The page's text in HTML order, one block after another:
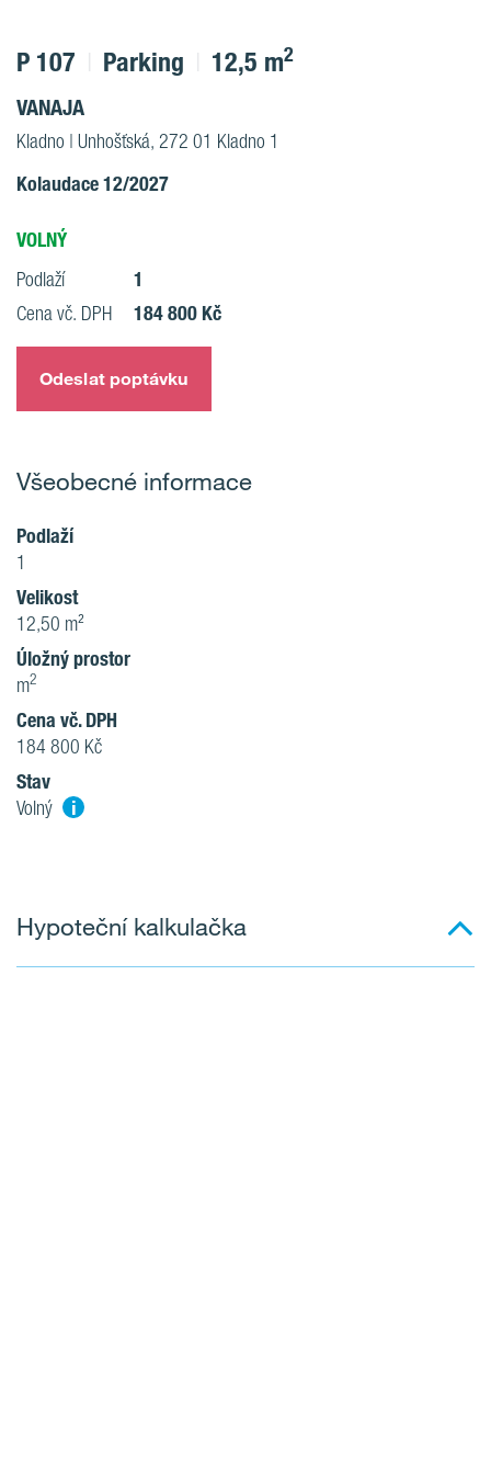
P 107 Parking 12,5 m2
VANAJA
Kladno | Unhošťská, 272 01 Kladno 1
Kolaudace 12/2027
VOLNÝ
Podlaží 1
Cena vč. DPH 184 800 Kč
Odeslat poptávku
Všeobecné informace
Podlaží
1
Velikost
12,50 m²
Úložný prostor
m2
Cena vč. DPH
184 800 Kč
Stav
Volný i
Hypoteční kalkulačka